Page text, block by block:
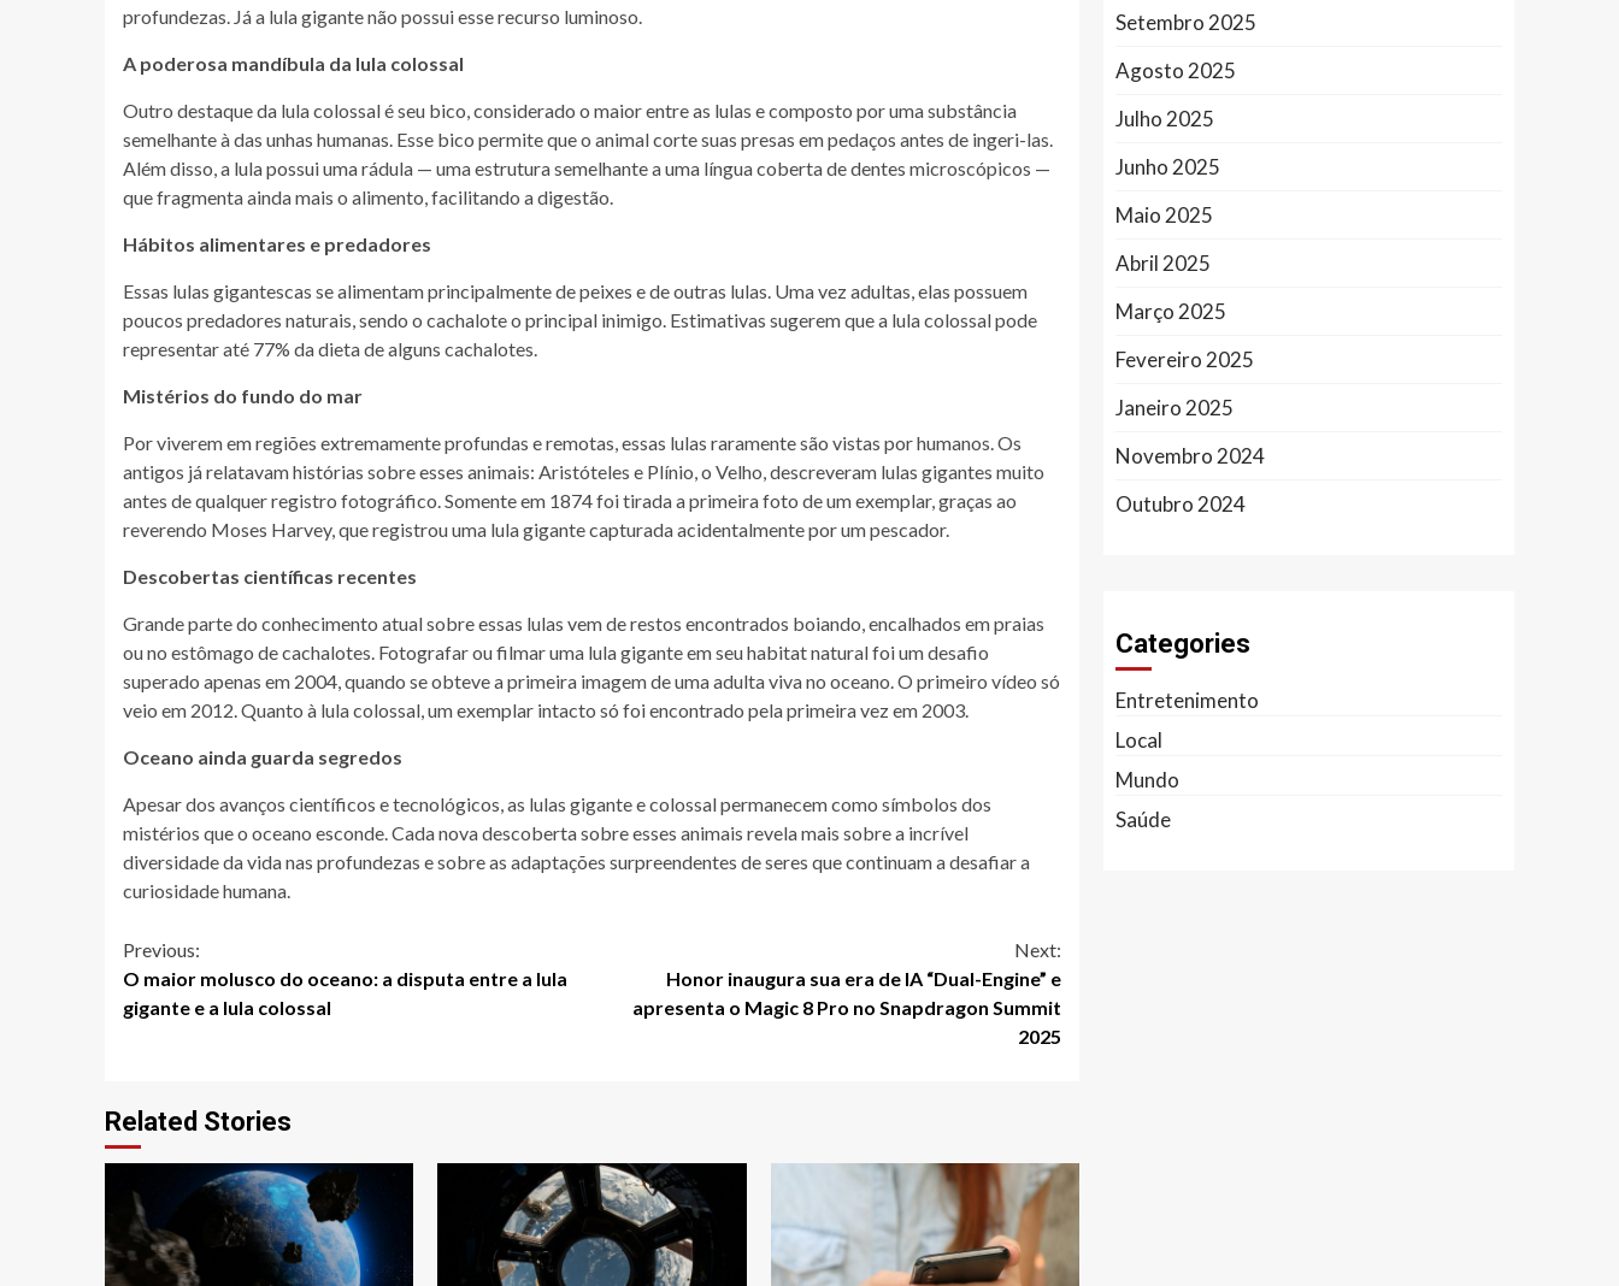
profundezas. Já a lula gigante não possui esse recurso luminoso.
A poderosa mandíbula da lula colossal
Outro destaque da lula colossal é seu bico, considerado o maior entre as lulas e composto por uma substância
semelhante à das unhas humanas. Esse bico permite que o animal corte suas presas em pedaços antes de ingeri-las.
Além disso, a lula possui uma rádula — uma estrutura semelhante a uma língua coberta de dentes microscópicos —
que fragmenta ainda mais o alimento, facilitando a digestão.
Hábitos alimentares e predadores
Essas lulas gigantescas se alimentam principalmente de peixes e de outras lulas. Uma vez adultas, elas possuem
poucos predadores naturais, sendo o cachalote o principal inimigo. Estimativas sugerem que a lula colossal pode
representar até 77% da dieta de alguns cachalotes.
Mistérios do fundo do mar
Por viverem em regiões extremamente profundas e remotas, essas lulas raramente são vistas por humanos. Os
antigos já relatavam histórias sobre esses animais: Aristóteles e Plínio, o Velho, descreveram lulas gigantes muito
antes de qualquer registro fotográfico. Somente em 1874 foi tirada a primeira foto de um exemplar, graças ao
reverendo Moses Harvey, que registrou uma lula gigante capturada acidentalmente por um pescador.
Descobertas científicas recentes
Grande parte do conhecimento atual sobre essas lulas vem de restos encontrados boiando, encalhados em praias
ou no estômago de cachalotes. Fotografar ou filmar uma lula gigante em seu habitat natural foi um desafio
superado apenas em 2004, quando se obteve a primeira imagem de uma adulta viva no oceano. O primeiro vídeo só
veio em 2012. Quanto à lula colossal, um exemplar intacto só foi encontrado pela primeira vez em 2003.
Oceano ainda guarda segredos
Apesar dos avanços científicos e tecnológicos, as lulas gigante e colossal permanecem como símbolos dos
mistérios que o oceano esconde. Cada nova descoberta sobre esses animais revela mais sobre a incrível
diversidade da vida nas profundezas e sobre as adaptações surpreendentes de seres que continuam a desafiar a
curiosidade humana.
Continue
Reading
Previous:
O maior molusco do oceano: a disputa entre a lula
gigante e a lula colossal
Next:
Honor inaugura sua era de IA “Dual-Engine” e
apresenta o Magic 8 Pro no Snapdragon Summit
2025
Related Stories
Setembro 2025
Agosto 2025
Julho 2025
Junho 2025
Maio 2025
Abril 2025
Março 2025
Fevereiro 2025
Janeiro 2025
Novembro 2024
Outubro 2024
Categories
Entretenimento
Local
Mundo
Saúde